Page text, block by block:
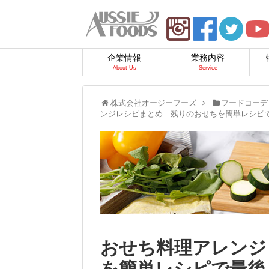
企業情報
About Us
業務内容
Service
株式会社オージーフーズ
フードコー
ンジレシピまとめ 残りのおせちを簡単レシピ
おせち料理アレン